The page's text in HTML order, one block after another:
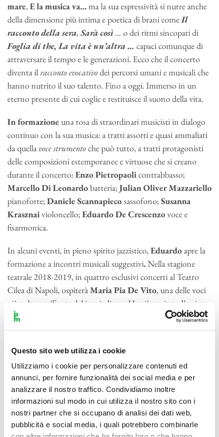
Questo sito web utilizza i cookie
Utilizziamo i cookie per personalizzare contenuti ed
annunci, per fornire funzionalità dei social media e per
analizzare il nostro traffico. Condividiamo inoltre
informazioni sul modo in cui utilizza il nostro sito con i
nostri partner che si occupano di analisi dei dati web,
pubblicità e social media, i quali potrebbero combinarle
mare,E la musica va…ma la sua espressività si nutre anche
della dimensione più intima e poetica di brani comeIl
racconto della sera,Sarà così … o deiritmi sincopati di
Foglia di the, La vita è un’altra … capaci comunque di
attraversare il tempo e le generazioni. Ecco che il concerto
diventa ilracconto evocativodei percorsi umani e musicali che
hanno nutrito il suo talento. Fino a oggi. Immerso in un
eterno presente di cui coglie e restituisce il suono della vita.
In formazione una rosa di straordinari musicisti in dialogo
continuo con la sua musica: a tratti assorti e quasi ammaliati
da quella voce strumentoche può tutto, a tratti protagonisti
delle composizioni estemporanee e virtuose che si creano
durante il concerto:Enzo Pietropaolicontrabbasso;
Marcello Di Leonardobatteria;Julian Oliver Mazzariello
pianoforte;Daniele Scannapiecosassofono;Susanna
Krasznaivioloncello;Eduardo De Crescenzovoce e
fisarmonica.
In alcuni eventi, in pieno spirito jazzistico,Eduardoapre la
formazione a incontri musicali suggestivi.Nella stagione
teatrale 2018-2019,in quattro esclusivi concerti al Teatro
Cilea di Napoli, ospiteràMaria Pia De Vito,una delle voci
più colte e raffinate del jazz italiano Ha già ospitato l’arpista
colombiano
e, in più concerti, la magica
si fondono con gli umori di Napoli dando vita a un canto
poetico emozionante e irresistibile”.